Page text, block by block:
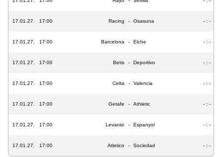
17.01.27. 17:00 Racing - Osasuna - : -
17.01.27. 17:00 Barcelona - Elche - : -
17.01.27. 17:00 Betis - Deportivo - : -
17.01.27. 17:00 Celta - Valencia - : -
17.01.27. 17:00 Getafe - Athletic - : -
17.01.27. 17:00 Levante - Espanyol - : -
17.01.27. 17:00 Atletico - Sociedad - : -